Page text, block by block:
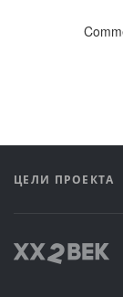
ЦЕЛИ ПРОЕКТА